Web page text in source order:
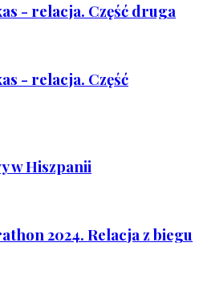
- relacja. Część druga
- relacja. Część
w Hiszpanii
2024. Relacja z biegu